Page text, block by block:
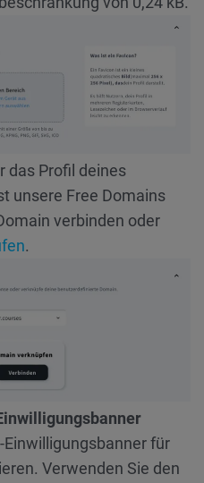
das Profil deines
unsere Free Domains
verbinden oder
.
Einwilligungsbanner für
Verwenden Sie den